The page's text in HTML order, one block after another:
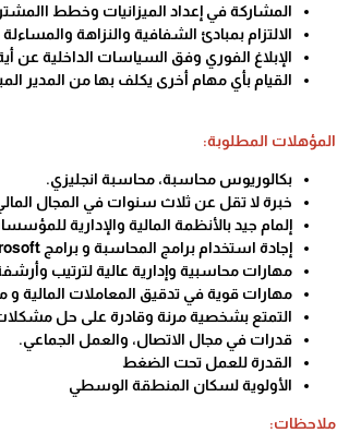
المشاركة في إعداد الميزانيات وخطط
الالتزام بمبادئ الشفافية والنزاهة
الإبلاغ الفوري وفق السياسات الداخلية
القيام بأي مهام أخرى يكلف بها من المدير
المؤهلات المطلوبة:
بكالوريوس محاسبة، محاسبة انجليزي.
خبرة لا تقل عن ثلاث سنوات في المجال
إلمام جيد بالأنظمة المالية والإدارية
إجادة استخدام برامج المحاسبة و برامج Microsoft .
مهارات محاسبية وإدارية عالية لترتيب
مهارات قوية في تدقيق المعاملات المالية و
التمتع بشخصية مرنة وقادرة على حل
قدرات في مجال الاتصال، والعمل الجماعي.
القدرة للعمل تحت الضغط
الأولوية لسكان المنطقة الوسطي
ملاحظات: